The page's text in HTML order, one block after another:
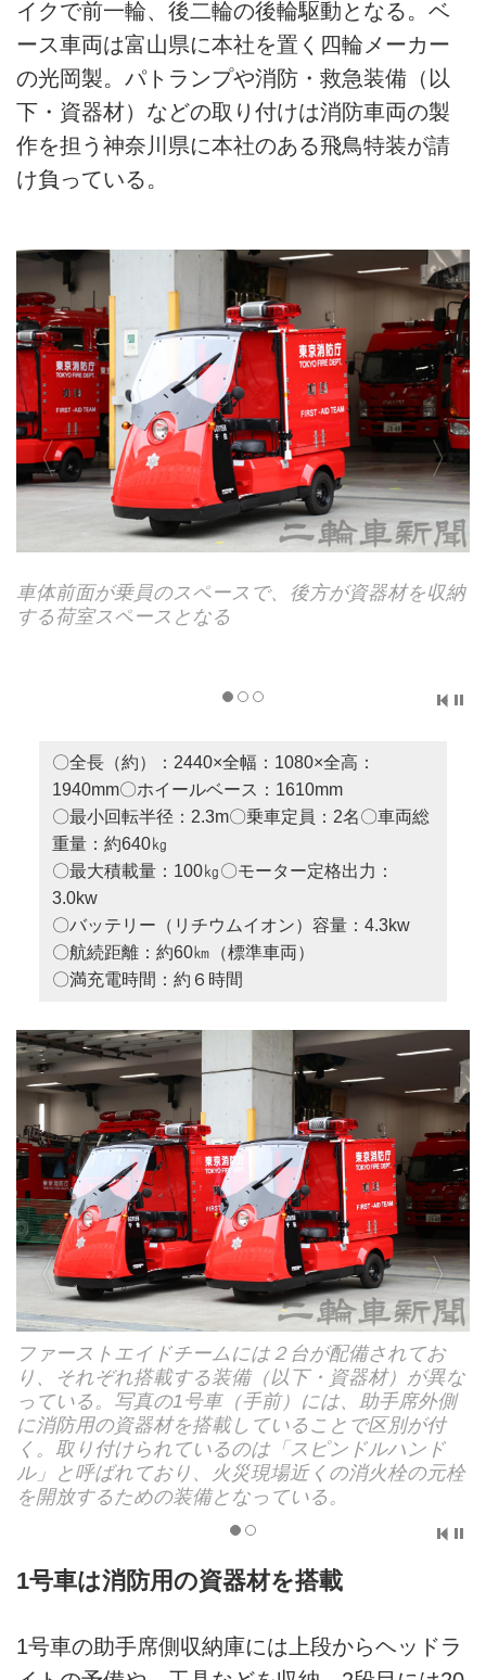
イクで前一輪、後二輪の後輪駆動となる。ベ
ース車両は富山県に本社を置く四輪メーカー
の光岡製。パトランプや消防・救急装備（以
下・資器材）などの取り付けは消防車両の製
作を担う神奈川県に本社のある飛鳥特装が請
け負っている。
スで、後方が資器材を収納 収納スペースは運転席／
〇全長（約）：2440×全幅：1080×全高：
1940mm〇ホイールベース：1610mm
〇最小回転半径：2.3m〇乗車定員：2名〇車両総
重量：約640㎏
〇最大積載量：100㎏〇モーター定格出力：
3.0kw
〇バッテリー（リチウムイオン）容量：4.3kw
〇航続距離：約60㎞（標準車両）
〇満充電時間：約６時間
ファーストエイドチームには２台が配備されてお
り、それぞれ搭載する装備（以下・資器材）が異な
っている。写真の1号車（手前）には、助手席外側
に消防用の資器材を搭載していることで区別が付
く。取り付けられているのは「スピンドルハンド
ル」と呼ばれており、火災現場近くの消火栓の元栓
を開放するための装備となっている。
1号車は消防用の資器材を搭載
1号車の助手席側収納庫には上段からヘッドラ